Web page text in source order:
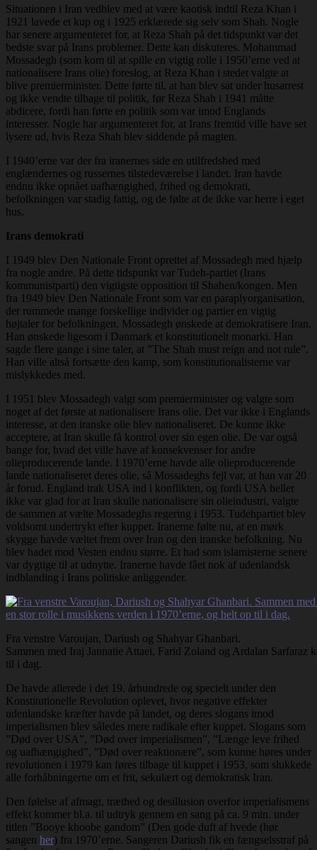
Situationen i Iran vedblev med at være kaotisk indtil Reza Khan i
1921 lavede et kup og i 1925 erklærede sig selv som Shah. Nogle
har senere argumenteret for, at Reza Shah på det tidspunkt var det
bedste svar på Irans problemer. Dette kan diskuteres. Mohammad
Mossadegh (som kom til at spille en vigtig rolle i 1950’erne ved at
nationalisere Irans olie) foreslog, at Reza Khan i stedet valgte at
blive premierminister. Dette førte til, at han blev sat under husarrest
og ikke vendte tilbage til politik, før Reza Shah i 1941 måtte
abdicere, fordi han førte en politik som var imod Englands
interesser. Nogle har argumenteret for, at Irans fremtid ville have set
lysere ud, hvis Reza Shah blev siddende på magten.
I 1940’erne var der fra iranernes side en utilfredshed med
englændernes og russernes tilstedeværelse i landet. Iran havde
endnu ikke opnået uafhængighed, frihed og demokrati,
befolkningen var stadig fattig, og de følte at de ikke var herre i eget
hus.
Irans demokrati
I 1949 blev Den Nationale Front oprettet af Mossadegh med hjælp
fra nogle andre. På dette tidspunkt var Tudeh-partiet (Irans
kommunistparti) den vigtigste opposition til Shahen/kongen. Men
fra 1949 blev Den Nationale Front som var en paraplyorganisation,
der rummede mange forskellige individer og partier en vigtig
højtaler for befolkningen. Mossadegh ønskede at demokratisere Iran.
Han ønskede ligesom i Danmark et konstitutionelt monarki. Han
sagde flere gange i sine taler, at ”The Shah must reign and not rule”.
Han ville altså fortsætte den kamp, som konstitutionalisterne var
mislykkedes med.
I 1951 blev Mossadegh valgt som premierminister og valgte som
noget af det første at nationalisere Irans olie. Det var ikke i Englands
interesse, at den iranske olie blev nationaliseret. De kunne ikke
acceptere, at Iran skulle få kontrol over sin egen olie. De var også
bange for, hvad det ville have af konsekvenser for andre
olieproducerende lande. I 1970’erne havde alle olieproducerende
lande nationaliseret deres olie, så Mossadeghs fejl var, at han var 20
år forud. England trak USA ind i konflikten, og fordi USA heller
ikke var glad for at Iran skulle nationalisere sin olieindustri, valgte
de sammen at vælte Mossadeghs regering i 1953. Tudehpartiet blev
voldsomt undertrykt efter kuppet. Iranerne følte nu, at en mørk
skygge havde væltet frem over Iran og den iranske befolkning. Nu
blev hadet mod Vesten endnu større. Et had som islamisterne senere
var dygtige til at udnytte. Iranerne havde fået nok af udenlandsk
indblanding i Irans politiske anliggender.
Fra venstre Varoujan, Dariush og Shahyar Ghanbari.
Sammen med Iraj Jannatie Attaei, Farid Zoland og Ardalan
til i dag.
De havde allerede i det 19. århundrede og specielt under den
Konstitutionelle Revolution oplevet, hvor negative effekter
udenlandske kræfter havde på landet, og deres slogans imod
imperialismen blev således mere radikale efter kuppet. Slogans som
”Død over USA”, ”Død over imperialismen”, ”Længe leve frihed
og uafhængighed”, ”Død over reaktionære”, som kunne høres under
revolutionen i 1979 kan føres tilbage til kuppet i 1953, som slukkede
alle forhåbningerne om et frit, sekulært og demokratisk Iran.
Den følelse af afmagt, træthed og desillusion overfor imperialismens
effekt kommer bl.a. til udtryk gennem en sang på ca. 9 min. under
titlen ”Booye khoobe gandom” (Den gode duft af hvede (hør
sangen her) fra 1970’erne. Sangeren Dariush fik en fængselsstraf på